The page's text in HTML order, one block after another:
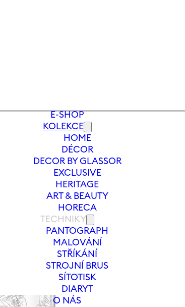
E-SHOP
KOLEKCE
HOME
DÉCOR
DECOR BY GLASSOR
EXCLUSIVE
HERITAGE
ART & BEAUTY
HORECA
TECHNIKY
PANTOGRAPH
MALOVÁNÍ
STŘÍKÁNÍ
STROJNÍ BRUS
SÍTOTISK
DIARYT
O NÁS
VÁZA EXCELSIOR 250 MM